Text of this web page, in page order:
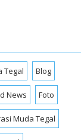
Tegal Blog
News Foto
Muda Tegal